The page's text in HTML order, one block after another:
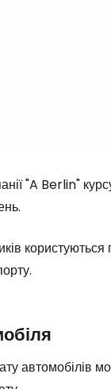
"A Berlin"
автомобілів